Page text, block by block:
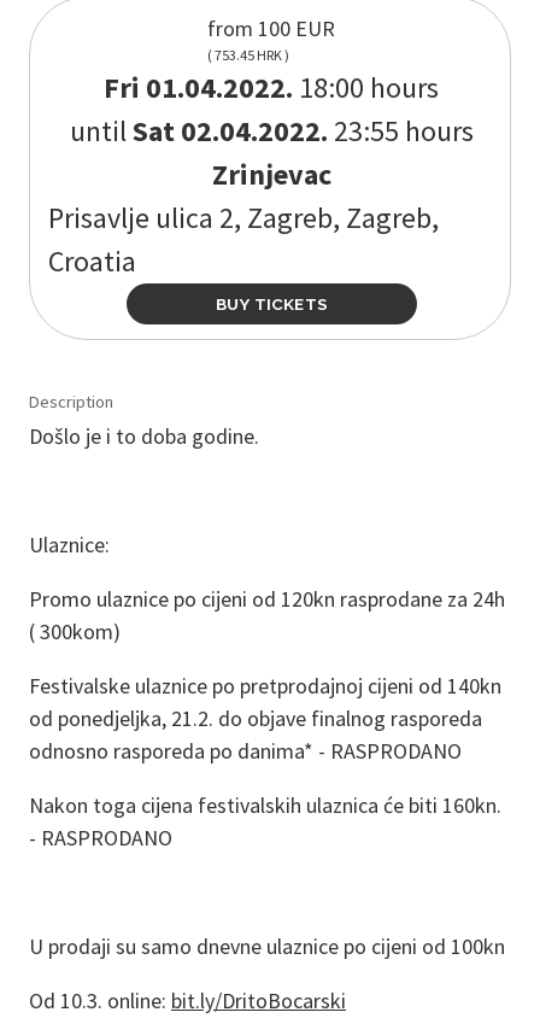
from 100 EUR
( 753.45 HRK )
Fri 01.04.2022. 18:00 hours
untilSat 02.04.2022. 23:55 hours
Zrinjevac
Prisavlje ulica 2, Zagreb, Zagreb,
Croatia
BUY TICKETS
Description
Došlo je i to doba godine.
Ulaznice:
Promo ulaznice po cijeni od 120kn rasprodane za 24h
( 300kom)
Festivalske ulaznice po pretprodajnoj cijeni od 140kn
od ponedjeljka, 21.2. do objave finalnog rasporeda
odnosno rasporeda po danima* - RASPRODANO
Nakon toga cijena festivalskih ulaznica će biti 160kn.
- RASPRODANO
U prodaji su samo dnevne ulaznice po cijeni od 100kn
Od 10.3. online: bit.ly/DritoBocarski